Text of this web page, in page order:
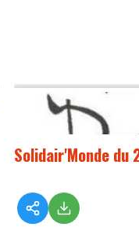
Solidair'Monde du